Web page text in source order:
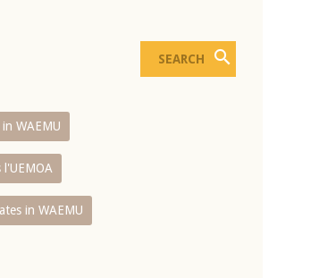
WAEMU
in WAEMU